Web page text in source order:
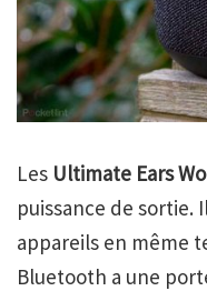
Les Ultimate Ears
puissance de sortie.
appareils en même
Bluetooth a une